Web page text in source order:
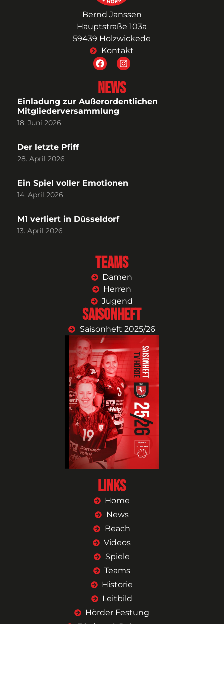
Bernd Janssen
Hauptstraße 103a
59439 Holzwickede
Kontakt
News
Einladung zur Außerordentlichen
Mitgliederversammlung
18. Juni 2026
Der letzte Pfiff
28. April 2026
Ein Spiel voller Emotionen
14. April 2026
M1 verliert in Düsseldorf
13. April 2026
Teams
Damen
Herren
Jugend
Saisonheft
Saisonheft 2025/26
Links
Home
News
Beach
Videos
Spiele
Teams
Historie
Leitbild
Hörder Festung
Fördern & Beitreten